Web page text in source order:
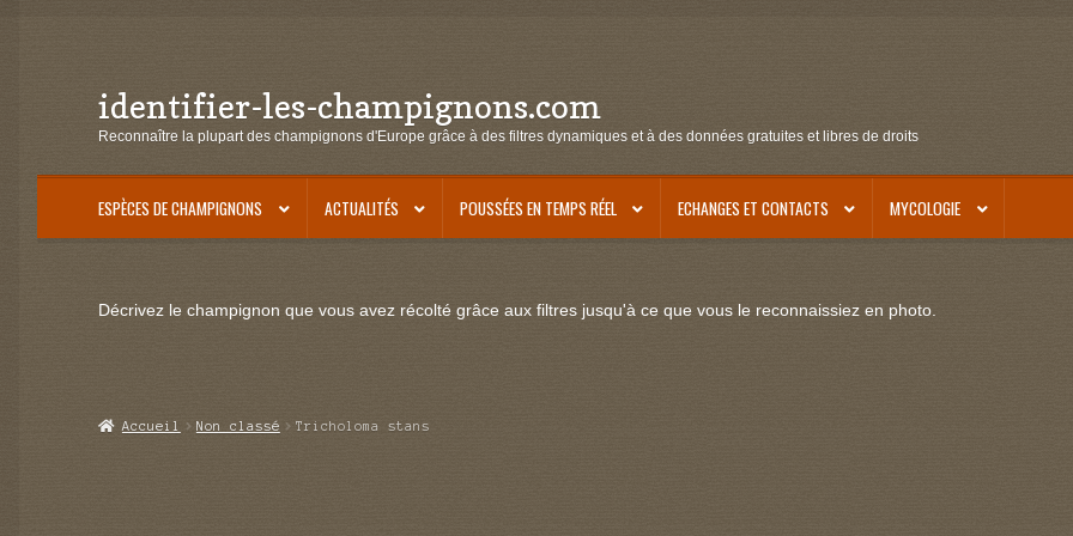
Aller
à
navigation
Aller
au
identifier-les-champignons.com
Reconnaître la plupart des champignons d'Europe grâce à des filtres dynamiques et à des données gratuites et libres de droits
ESPÈCES DE CHAMPIGNONS ACTUALITÉS POUSSÉES EN TEMPS RÉEL ECHANGES ET CONTACTS MYCOLOGIE
Décrivez le champignon que vous avez récolté grâce aux filtres jusqu'à ce que vous le reconnaissiez en photo.
Accueil Non classé Tricholoma stans